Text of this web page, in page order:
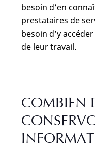
besoin d’en
prestataires de
besoin d’y
de leur travail.
COMBIEN